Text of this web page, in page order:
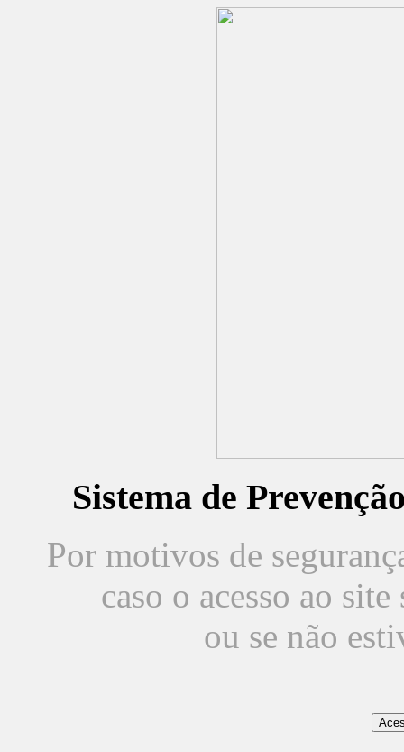
Sistema de
Por motivos de
caso o acesso ao
ou se não